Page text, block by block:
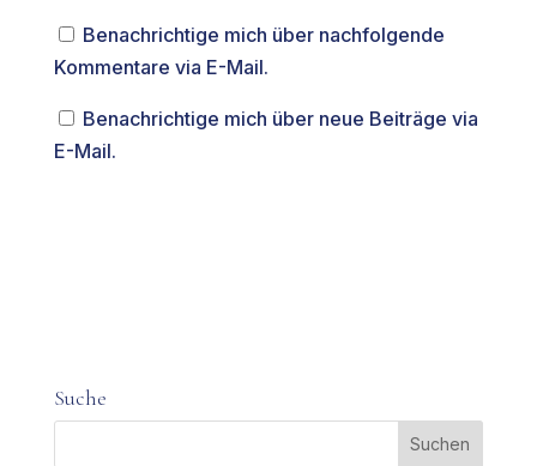
Benachrichtige mich über nachfolgende
Kommentare via E-Mail.
Benachrichtige mich über neue Beiträge via
E-Mail.
Suche